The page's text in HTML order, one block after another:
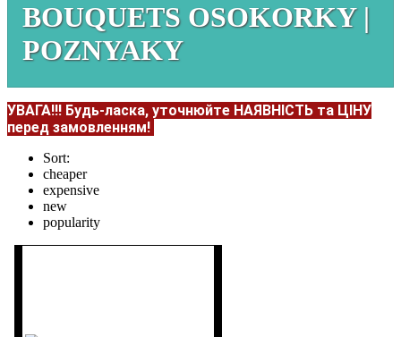
BOUQUETS OSOKORKY |
POZNYAKY
УВАГА!!! Будь-ласка, уточнюйте НАЯВНІСТЬ та ЦІНУ
перед замовленням!
Sort:
cheaper
expensive
new
popularity